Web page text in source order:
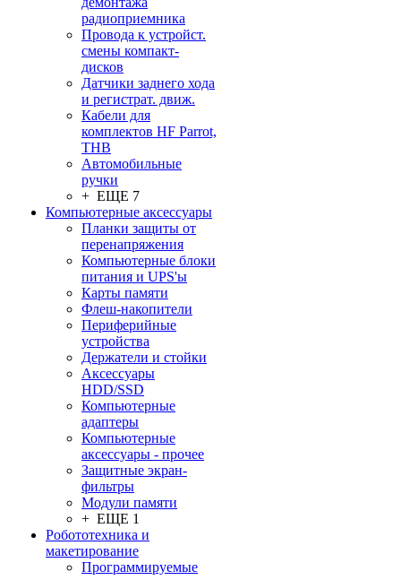
радиоприемника
Провода к устройст.
смены компакт-
дисков
Датчики заднего хода
и регистрат. движ.
Кабели для
комплектов HF Parrot,
THB
Автомобильные
ручки
+ ЕЩЕ 7
Компьютерные аксессуары
Планки защиты от
перенапряжения
Компьютерные блоки
питания и UPS'ы
Карты памяти
Флеш-накопители
Периферийные
устройства
Держатели и стойки
Аксессуары
HDD/SSD
Компьютерные
адаптеры
Компьютерные
аксессуары - прочее
Защитные экран-
фильтры
Модули памяти
+ ЕЩЕ 1
Робототехника и
макетирование
Программируемые